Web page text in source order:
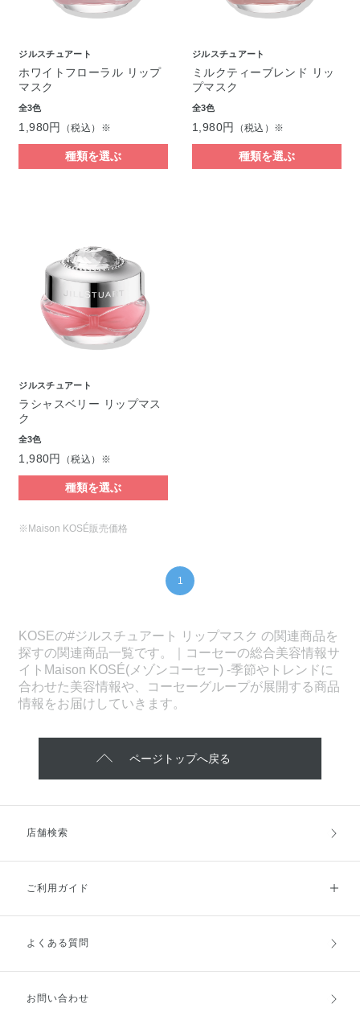
ジルスチュアート
ホワイトフローラル リップ
マスク
全3色
1,980円 （税込）※
種類を選ぶ
ジルスチュアート
ミルクティーブレンド リッ
プマスク
全3色
1,980円 （税込）※
種類を選ぶ
ジルスチュアート
ラシャスベリー リップマス
ク
全3色
1,980円 （税込）※
種類を選ぶ
※Maison KOSÉ販売価格
1
KOSEの#ジルスチュアート リップマスク の関連商品を
探すの関連商品一覧です。｜コーセーの総合美容情報サ
イトMaison KOSÉ(メゾンコーセー) -季節やトレンドに
合わせた美容情報や、コーセーグループが展開する商品
情報をお届けしていきます。
ページトップへ戻る
店舗検索
ご利用ガイド
ご利用ガイドトップ
お支払方法
よくある質問
お問い合わせ